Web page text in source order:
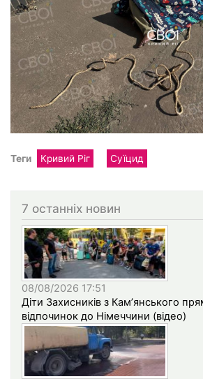
Теги Кривий Ріг Суїцид
7 останніх новин
08/08/2026 17:51
Діти Захисників з Кам’янського
відпочинок до Німеччини (відео)